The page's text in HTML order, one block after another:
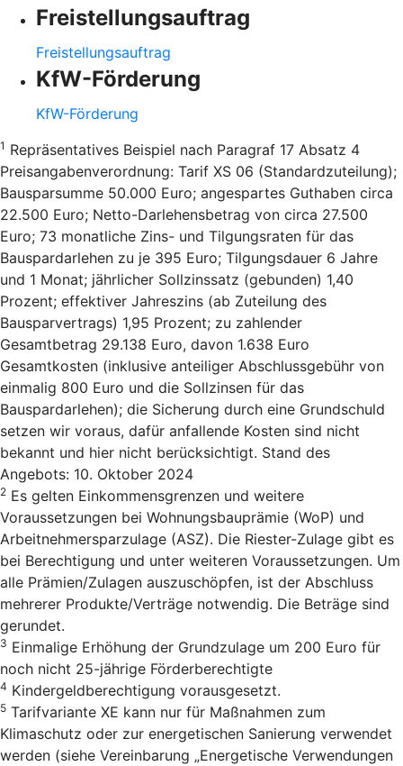
Freistellungsauftrag
Freistellungsauftrag
KfW-Förderung
KfW-Förderung
1 Repräsentatives Beispiel nach Paragraf 17 Absatz 4
Preisangabenverordnung: Tarif XS 06 (Standardzuteilung);
Bausparsumme 50.000 Euro; angespartes Guthaben circa
22.500 Euro; Netto-Darlehensbetrag von circa 27.500
Euro; 73 monatliche Zins- und Tilgungsraten für das
Bauspardarlehen zu je 395 Euro; Tilgungsdauer 6 Jahre
und 1 Monat; jährlicher Sollzinssatz (gebunden) 1,40
Prozent; effektiver Jahreszins (ab Zuteilung des
Bausparvertrags) 1,95 Prozent; zu zahlender
Gesamtbetrag 29.138 Euro, davon 1.638 Euro
Gesamtkosten (inklusive anteiliger Abschlussgebühr von
einmalig 800 Euro und die Sollzinsen für das
Bauspardarlehen); die Sicherung durch eine Grundschuld
setzen wir voraus, dafür anfallende Kosten sind nicht
bekannt und hier nicht berücksichtigt. Stand des
Angebots: 10. Oktober 2024
2 Es gelten Einkommensgrenzen und weitere
Voraussetzungen bei Wohnungsbauprämie (WoP) und
Arbeitnehmersparzulage (ASZ). Die Riester-Zulage gibt es
bei Berechtigung und unter weiteren Voraussetzungen. Um
alle Prämien/Zulagen auszuschöpfen, ist der Abschluss
mehrerer Produkte/Verträge notwendig. Die Beträge sind
gerundet.
3 Einmalige Erhöhung der Grundzulage um 200 Euro für
noch nicht 25-jährige Förderberechtigte
4 Kindergeldberechtigung vorausgesetzt.
5 Tarifvariante XE kann nur für Maßnahmen zum
Klimaschutz oder zur energetischen Sanierung verwendet
werden (siehe Vereinbarung „Energetische Verwendungen